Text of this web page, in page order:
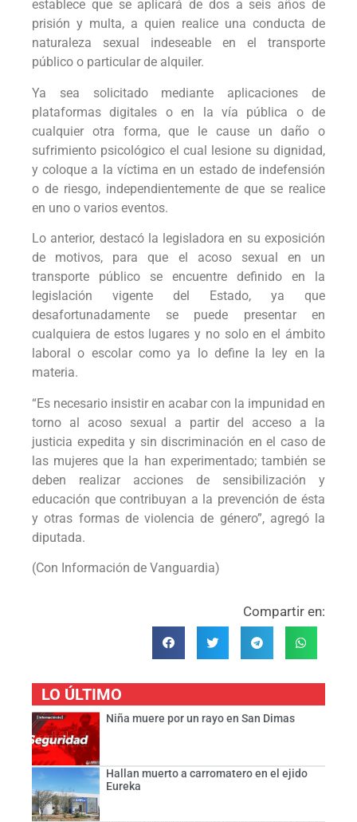
establece que se aplicará de dos a seis años de
prisión y multa, a quien realice una conducta de
naturaleza sexual indeseable en el transporte
público o particular de alquiler.
Ya sea solicitado mediante aplicaciones de
plataformas digitales o en la vía pública o de
cualquier otra forma, que le cause un daño o
sufrimiento psicológico el cual lesione su dignidad,
y coloque a la víctima en un estado de indefensión
o de riesgo, independientemente de que se realice
en uno o varios eventos.
Lo anterior, destacó la legisladora en su exposición
de motivos, para que el acoso sexual en un
transporte público se encuentre definido en la
legislación vigente del Estado, ya que
desafortunadamente se puede presentar en
cualquiera de estos lugares y no solo en el ámbito
laboral o escolar como ya lo define la ley en la
materia.
“Es necesario insistir en acabar con la impunidad en
torno al acoso sexual a partir del acceso a la
justicia expedita y sin discriminación en el caso de
las mujeres que la han experimentado; también se
deben realizar acciones de sensibilización y
educación que contribuyan a la prevención de ésta
y otras formas de violencia de género”, agregó la
diputada.
(Con Información de Vanguardia)
Compartir en:
LO ÚLTIMO
Niña muere por un rayo en San Dimas
Hallan muerto a carromatero en el ejido
Eureka